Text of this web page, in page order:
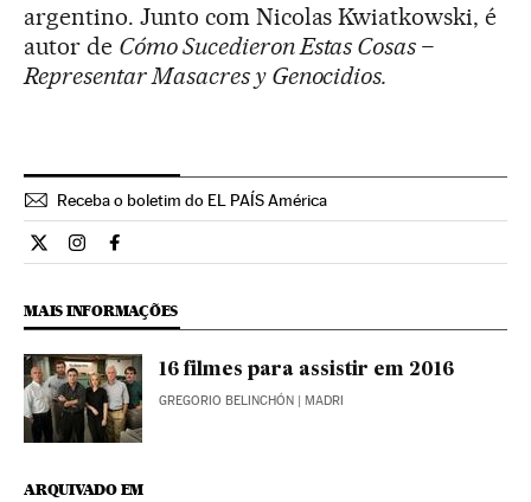
argentino. Junto com Nicolas Kwiatkowski, é
autor de Cómo Sucedieron Estas Cosas –
Representar Masacres y Genocidios.
Receba o boletim do EL PAÍS América
Cultura El País Brasil en Twitter
Cultura El País Brasil en Instagram
Cultura El País Brasil en Facebook
MAIS INFORMAÇÕES
16 filmes para assistir em 2016
GREGORIO BELINCHÓN | MADRI
ARQUIVADO EM